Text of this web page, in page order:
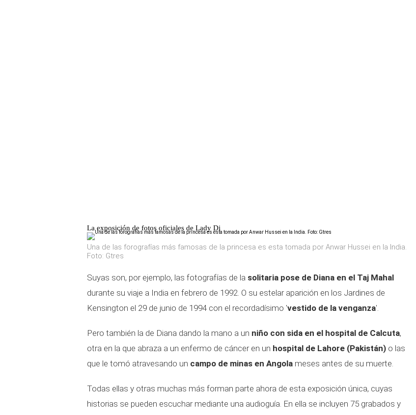
La exposición de fotos oficiales de Lady Di
Una de las forografías más famosas de la princesa es esta tomada por Anwar Hussei en la India.
Foto: Gtres
Suyas son, por ejemplo, las fotografías de la solitaria pose de Diana en el Taj Mahal
durante su viaje a India en febrero de 1992. O su estelar aparición en los Jardines de
Kensington el 29 de junio de 1994 con el recordadísimo 'vestido de la venganza'.
Pero también la de Diana dando la mano a un niño con sida en el hospital de Calcuta,
otra en la que abraza a un enfermo de cáncer en un hospital de Lahore (Pakistán) o las
que le tomó atravesando un campo de minas en Angola meses antes de su muerte.
Todas ellas y otras muchas más forman parte ahora de esta exposición única, cuyas
historias se pueden escuchar mediante una audioguía. En ella se incluyen 75 grabados y